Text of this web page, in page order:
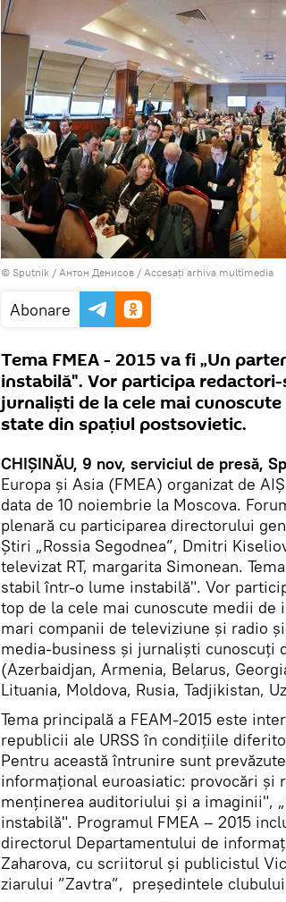
© Sputnik / Антон Денисов / Accesați arhiva multimedia
Abonare
Tema FMEA - 2015 va fi „Un
instabilă". Vor participa
jurnalişti de la cele mai
state din spațiul postsovietic.
CHIȘINĂU, 9 nov, serviciul de presă,
Europa și Asia (FMEA) organizat de
data de 10 noiembrie la Moscova.
plenară cu participarea directorului
Ştiri „Rossia Segodnea”, Dmitri
televizat RT, margarita Simonean.
stabil într-o lume instabilă". Vor
top de la cele mai cunoscute medii de
mari companii de televiziune şi radio
media-business și jurnaliști cunoscuți
(Azerbaidjan, Armenia, Belarus,
Lituania, Moldova, Rusia, Tadjikistan,
Tema principală a FEAM-2015 este
republicii ale URSS în condițiile
Pentru această întrunire sunt
informațional euroasiatic: provocări și
menținerea auditoriului și a imaginii",
instabilă". Programul FMEA – 2015
directorul Departamentului de
Zaharova, cu scriitorul şi publicistul
ziarului ”Zavtra”, președintele